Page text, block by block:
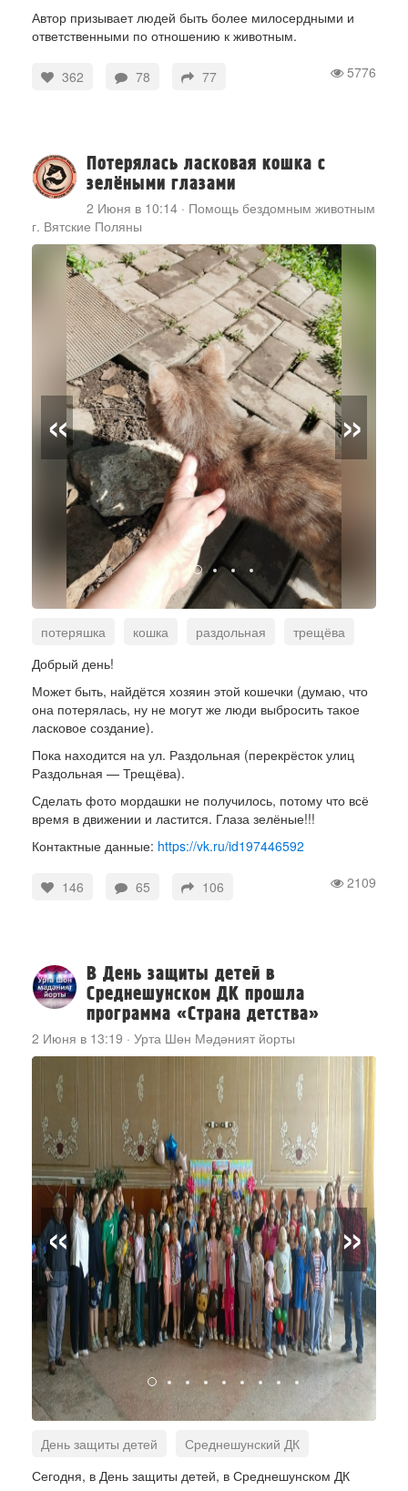
Автор призывает людей быть более милосердными и
ответственными по отношению к животным.
5776
362 78 77
Потерялась ласковая кошка с
зелёными глазами
2 Июня в 10:14 · Помощь бездомным животным
г. Вятские Поляны
« »
потеряшка кошка раздольная
трещёва
Добрый день!
Может быть, найдётся хозяин этой кошечки (думаю, что
она потерялась, ну не могут же люди выбросить такое
ласковое создание).
Пока находится на ул. Раздольная (перекрёсток улиц
Раздольная — Трещёва).
Сделать фото мордашки не получилось, потому что всё
время в движении и ластится. Глаза зелёные!!!
Контактные данные: https://vk.ru/id197446592
2109
146 65 106
В День защиты детей в
Среднешунском ДК прошла
программа «Страна детства»
2 Июня в 13:19 · Урта Шөн Мәдәният йорты
« »
День защиты детей
Среднешунский ДК
музыкально-развлекательная программа
Сегодня, в День защиты детей, в Среднешунском ДК